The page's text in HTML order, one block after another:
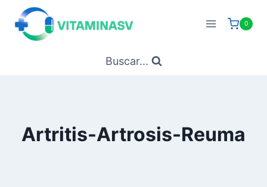
Saltar
contenido
0
Buscar...
Artritis-Artrosis-Reuma